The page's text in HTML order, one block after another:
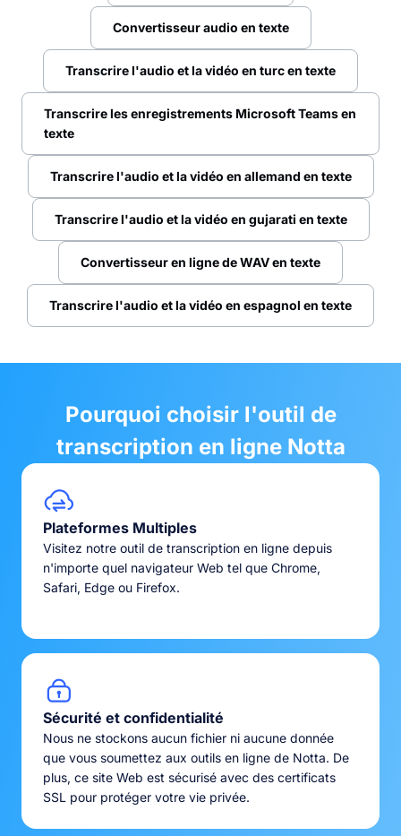
Convertisseur audio en texte
Transcrire l'audio et la vidéo en turc en texte
Transcrire les enregistrements Microsoft Teams en
texte
Transcrire l'audio et la vidéo en allemand en texte
Transcrire l'audio et la vidéo en gujarati en texte
Convertisseur en ligne de WAV en texte
Transcrire l'audio et la vidéo en espagnol en texte
Pourquoi choisir l'outil de
transcription en ligne Notta
Plateformes Multiples
Visitez notre outil de transcription en ligne depuis
n'importe quel navigateur Web tel que Chrome,
Safari, Edge ou Firefox.
Sécurité et confidentialité
Nous ne stockons aucun fichier ni aucune donnée
que vous soumettez aux outils en ligne de Notta. De
plus, ce site Web est sécurisé avec des certificats
SSL pour protéger votre vie privée.